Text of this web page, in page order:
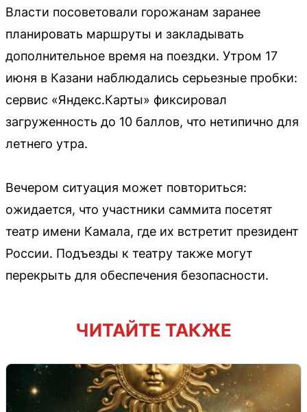
Власти посоветовали горожанам заранее
планировать маршруты и закладывать
дополнительное время на поездки. Утром 17
июня в Казани наблюдались серьезные пробки:
сервис «Яндекс.Карты» фиксировал
загруженность до 10 баллов, что нетипично для
летнего утра.
Вечером ситуация может повториться:
ожидается, что участники саммита посетят
театр имени Камала, где их встретит президент
России. Подъезды к театру также могут
перекрыть для обеспечения безопасности.
ЧИТАЙТЕ ТАКЖЕ